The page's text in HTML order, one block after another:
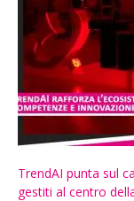
TrendAI punta sul
gestiti al centro